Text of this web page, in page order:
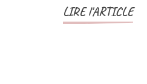
LIRE l'ARTICLE